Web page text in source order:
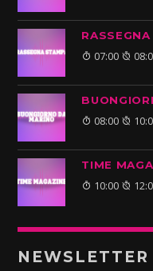
07:00
08:00
TIME
10:00
NEWSLETTER